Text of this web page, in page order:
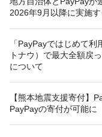
2026年9月以降に実施す
「PayPayではじめて
トナウ）で最大全額戻
について
【熊本地震支援寄付】
PayPayの寄付が可能に